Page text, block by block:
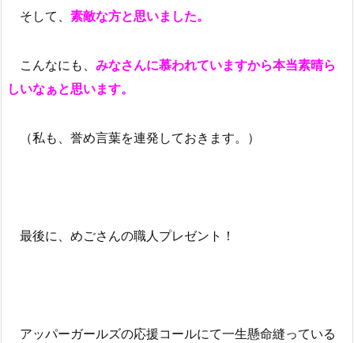
そして、 素敵な方と思いました。
こんなにも、 みなさんに慕われていますから本当素晴ら
しいなぁと思います。
（私も、誉め言葉を連発しておきます。）
最後に、めごさんの職人プレゼント！
アッパーガールズの応援コールにて一生懸命縫っている